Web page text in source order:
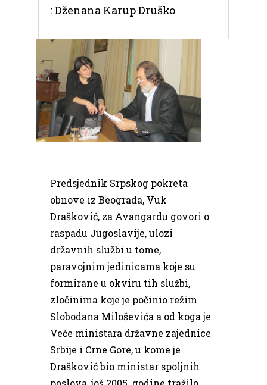
: Dženana Karup Druško
Predsjednik Srpskog pokreta
obnove iz Beograda, Vuk
Drašković, za Avangardu govori o
raspadu Jugoslavije, ulozi
državnih službi u tome,
paravojnim jedinicama koje su
formirane u okviru tih službi,
zločinima koje je počinio režim
Slobodana Miloševića a od koga je
Veće ministara državne zajednice
Srbije i Crne Gore, u kome je
Drašković bio ministar spoljnih